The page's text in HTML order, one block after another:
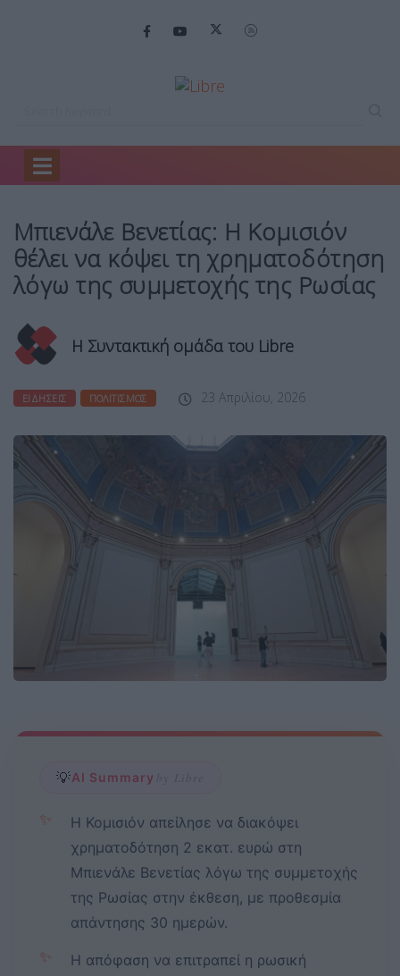
Home
Μπιενάλε Βενετίας: Η Κομισιόν
θέλει να κόψει τη χρηματοδότηση
λόγω της συμμετοχής της Ρωσίας
Η Συντακτική ομάδα του Libre
ΕΙΔΉΣΕΙΣ ΠΟΛΙΤΙΣΜΌΣ 23 Απριλίου, 2026
💡AI Summary by Libre
✨
Η Κομισιόν απείλησε να διακόψει
χρηματοδότηση 2 εκατ. ευρώ στη
Μπιενάλε Βενετίας λόγω της συμμετοχής
της Ρωσίας στην έκθεση, με προθεσμία
απάντησης 30 ημερών.
✨
Η απόφαση να επιτραπεί η ρωσική